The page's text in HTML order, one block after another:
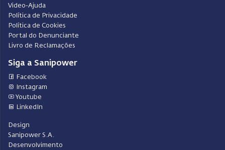
Video-Ajuda
Política de Privacidade
Política de Cookies
Portal do Denunciante
Livro de Reclamações
Siga a Sanipower
Facebook
Instagram
Youtube
LinkedIn
Design
Sanipower S.A.
Desenvolvimento